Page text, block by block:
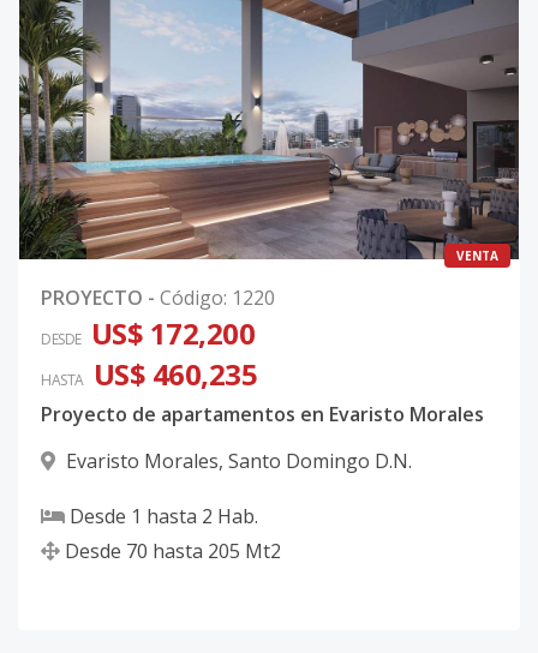
VENTA
PROYECTO - Código: 1220
DESDE US$ 172,200
HASTA US$ 460,235
Proyecto de apartamentos en Evaristo Morales
Evaristo Morales, Santo Domingo D.N.
Desde 1 hasta 2 Hab.
Desde 70 hasta 205 Mt2